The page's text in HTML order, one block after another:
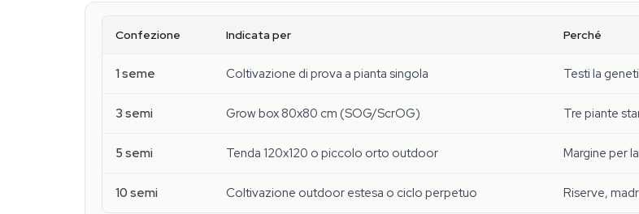
Confezione Indicata per Perché
1 seme Coltivazione di prova a pianta singola Testi la
3 semi Grow box 80x80 cm (SOG/ScrOG) Tre piante
5 semi Tenda 120x120 o piccolo orto outdoor Margine per
10 semi Coltivazione outdoor estesa o ciclo perpetuo Riserve,